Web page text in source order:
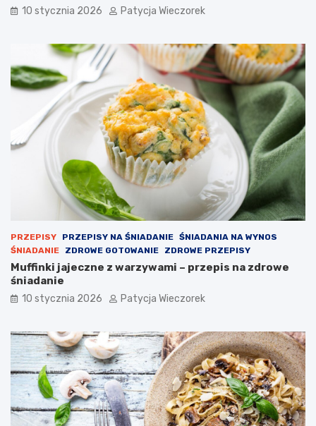
10 stycznia 2026 Patycja Wieczorek
PRZEPISY PRZEPISY NA ŚNIADANIE ŚNIADANIA NA WYNOS
ŚNIADANIE
ZDROWE GOTOWANIE ZDROWE PRZEPISY
Muffinki jajeczne z warzywami – przepis na zdrowe
śniadanie
10 stycznia 2026 Patycja Wieczorek